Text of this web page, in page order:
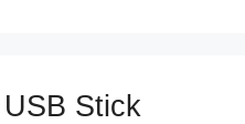
Stick